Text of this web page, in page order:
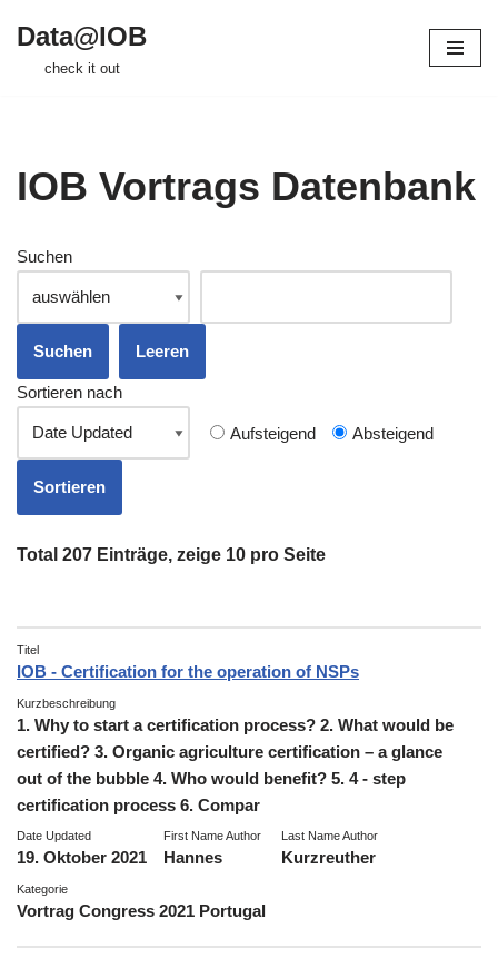
Data@IOB
check it out
IOB Vortrags Datenbank
Suchen
Sortieren nach
Aufsteigend Absteigend
Total 207 Einträge, zeige 10 pro Seite
Titel
IOB - Certification for the operation of NSPs
Kurzbeschreibung
1. Why to start a certification process? 2. What would be
certified? 3. Organic agriculture certification – a glance
out of the bubble 4. Who would benefit? 5. 4 - step
certification process 6. Compar
Date Updated
19. Oktober 2021
First Name Author
Hannes
Last Name Author
Kurzreuther
Kategorie
Vortrag Congress 2021 Portugal